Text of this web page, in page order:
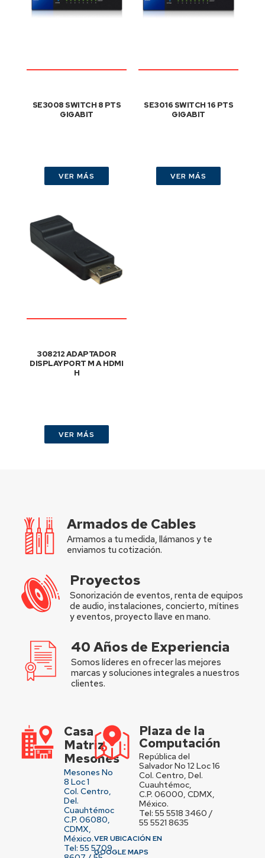
SE3008 SWITCH 8 PTS
GIGABIT
VER MÁS
SE3016 SWITCH 16 PTS
GIGABIT
VER MÁS
308212 ADAPTADOR
DISPLAYPORT M A HDMI
H
VER MÁS
Armados de Cables
Armamos a tu medida, llámanos y te
enviamos tu cotización.
Proyectos
Sonorización de eventos, renta de equipos
de audio, instalaciones, concierto, mítines
y eventos, proyecto llave en mano.
40 Años de Experiencia
Somos líderes en ofrecer las mejores
marcas y soluciones integrales a nuestros
clientes.
Casa
Matriz
Mesones
Mesones No
8 Loc 1
Col. Centro,
Del.
Cuauhtémoc
C.P. 06080,
CDMX,
México.
Tel: 55 5709
Plaza de la
Computación
República del
Salvador No 12 Loc 16
Col. Centro, Del.
Cuauhtémoc,
C.P. 06000, CDMX,
México.
Tel: 55 5518 3460 /
55 5521 8635
VER UBICACIÓN EN
GOOGLE MAPS